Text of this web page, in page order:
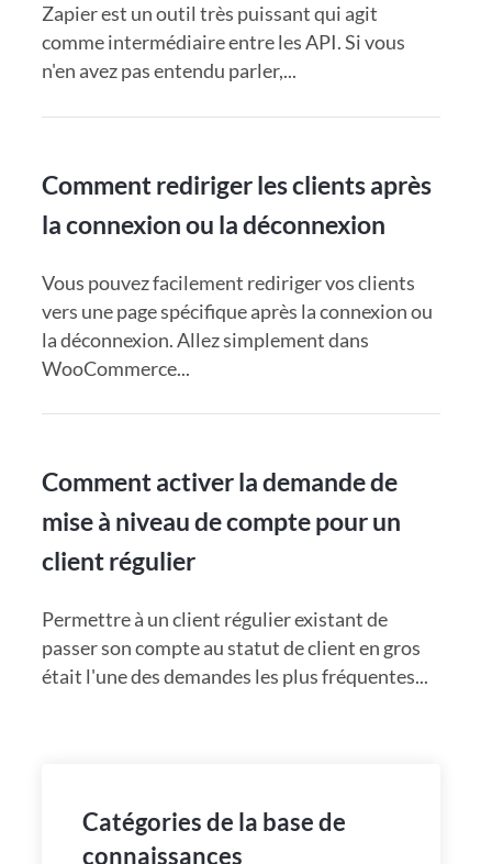
Zapier est un outil très puissant qui agit
comme intermédiaire entre les API. Si vous
n'en avez pas entendu parler,...
Comment rediriger les clients après
la connexion ou la déconnexion
Vous pouvez facilement rediriger vos clients
vers une page spécifique après la connexion ou
la déconnexion. Allez simplement dans
WooCommerce...
Comment activer la demande de
mise à niveau de compte pour un
client régulier
Permettre à un client régulier existant de
passer son compte au statut de client en gros
était l'une des demandes les plus fréquentes...
Catégories de la base de
connaissances